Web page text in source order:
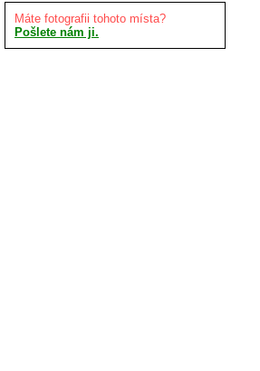
Máte fotografii tohoto místa?
Pošlete nám ji.